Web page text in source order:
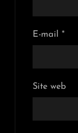
E-mail *
Site web